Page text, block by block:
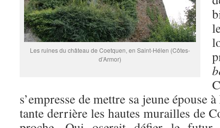
Les ruines du château de Coetquen, en Saint-Hélen (Côtes-
d’Armor)
s’empresse de mettre sa jeune épouse
tante derrière les hautes murailles de